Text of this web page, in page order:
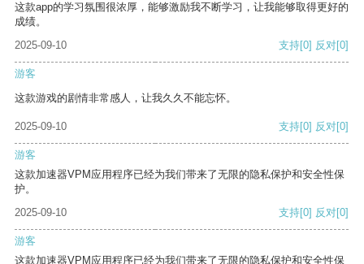
这款app的学习氛围很浓厚，能够激励我不断学习，让我能够取得更好的
成绩。
2025-09-10
支持[0] 反对[0]
游客
这款游戏的剧情非常感人，让我久久不能忘怀。
2025-09-10 支持[0] 反对[0]
游客
这款加速器VPM应用程序已经为我们带来了无限的隐私保护和安全性保
护。
2025-09-10
支持[0] 反对[0]
游客
这款加速器VPM应用程序已经为我们带来了无限的隐私保护和安全性保